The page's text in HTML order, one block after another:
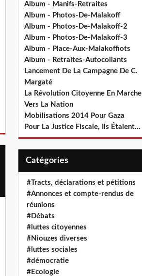
Album - Manifs-Retraites
Album - Photos-De-Malakoff
Album - Photos-De-Malakoff-2
Album - Photos-De-Malakoff-3
Album - Place-Aux-Malakoffiots
Album - Retraites-Autocollants
Lancement De La Campagne De C.
Margaté
La Révolution Citoyenne En Marche
Vers La Nation
Mobilisations 2014 Pour Gaza
Pour La Justice Fiscale, Ils Étaient...
Catégories
#Tracts, déclarations et pétitions
#Annonces et compte-rendus de
réunions
#Débats
#luttes citoyennes
#Niouzes diverses
#luttes sociales
#démocratie
#Ecologie